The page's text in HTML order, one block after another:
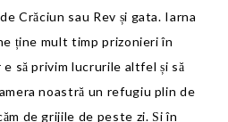
Crăciun sau Rev și gata. Iarna
ține mult timp prizonieri în
să privim lucrurile altfel și să
noastră un refugiu plin de
de grijile de peste zi. Și în